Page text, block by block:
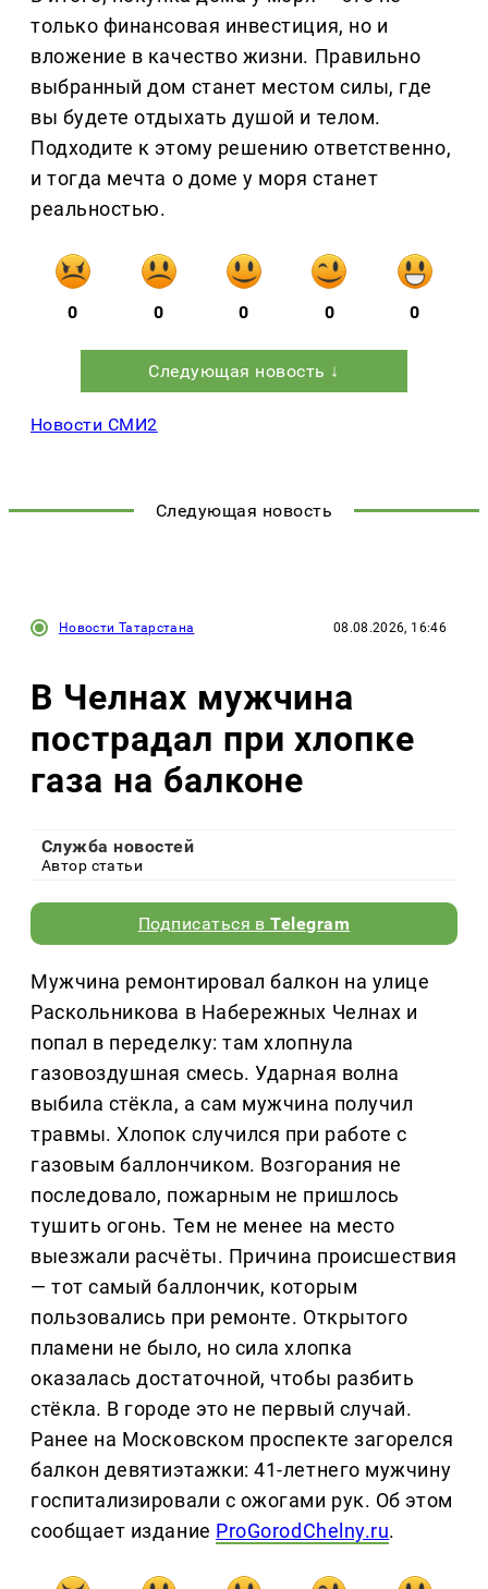
только финансовая инвестиция, но и
вложение в качество жизни. Правильно
выбранный дом станет местом силы, где
вы будете отдыхать душой и телом.
Подходите к этому решению ответственно,
и тогда мечта о доме у моря станет
реальностью.
0 0 0 0 0
Следующая новость ↓
Новости СМИ2
Следующая новость
Новости Татарстана 08.08.2026, 16:46
В Челнах мужчина
пострадал при хлопке
газа на балконе
Служба новостей
Автор статьи
Подписаться вTelegram
Мужчина ремонтировал балкон на улице
Раскольникова в Набережных Челнах и
попал в переделку: там хлопнула
газовоздушная смесь. Ударная волна
выбила стёкла, а сам мужчина получил
травмы. Хлопок случился при работе с
газовым баллончиком. Возгорания не
последовало, пожарным не пришлось
тушить огонь. Тем не менее на место
выезжали расчёты. Причина происшествия
— тот самый баллончик, которым
пользовались при ремонте. Открытого
пламени не было, но сила хлопка
оказалась достаточной, чтобы разбить
стёкла. В городе это не первый случай.
Ранее на Московском проспекте загорелся
балкон девятиэтажки: 41-летнего мужчину
госпитализировали с ожогами рук. Об этом
сообщает издание ProGorodChelny.ru.